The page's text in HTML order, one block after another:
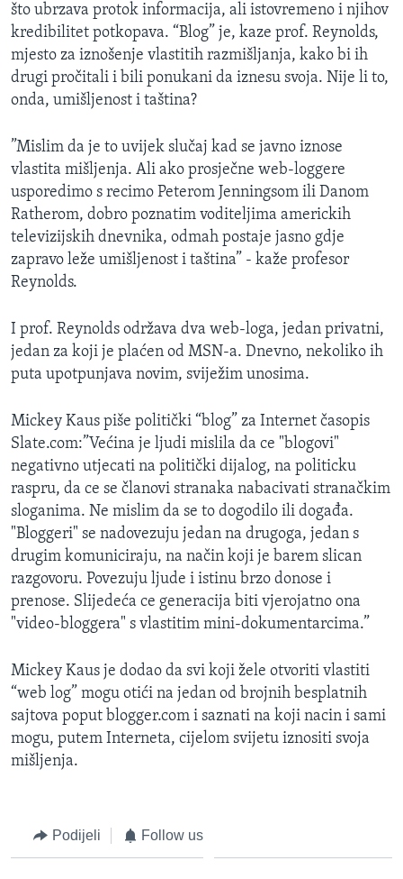
što ubrzava protok informacija, ali istovremeno i njihov
kredibilitet potkopava. “Blog” je, kaze prof. Reynolds,
mjesto za iznošenje vlastitih razmišljanja, kako bi ih
drugi pročitali i bili ponukani da iznesu svoja. Nije li to,
onda, umišljenost i taština?
”Mislim da je to uvijek slučaj kad se javno iznose
vlastita mišljenja. Ali ako prosječne web-loggere
usporedimo s recimo Peterom Jenningsom ili Danom
Ratherom, dobro poznatim voditeljima americkih
televizijskih dnevnika, odmah postaje jasno gdje
zapravo leže umišljenost i taština” - kaže profesor
Reynolds.
I prof. Reynolds održava dva web-loga, jedan privatni,
jedan za koji je plaćen od MSN-a. Dnevno, nekoliko ih
puta upotpunjava novim, sviježim unosima.
Mickey Kaus piše politički “blog” za Internet časopis
Slate.com:”Većina je ljudi mislila da ce "blogovi"
negativno utjecati na politički dijalog, na politicku
raspru, da ce se članovi stranaka nabacivati stranačkim
sloganima. Ne mislim da se to dogodilo ili događa.
"Bloggeri" se nadovezuju jedan na drugoga, jedan s
drugim komuniciraju, na način koji je barem slican
razgovoru. Povezuju ljude i istinu brzo donose i
prenose. Slijedeća ce generacija biti vjerojatno ona
"video-bloggera" s vlastitim mini-dokumentarcima.”
Mickey Kaus je dodao da svi koji žele otvoriti vlastiti
“web log” mogu otići na jedan od brojnih besplatnih
sajtova poput blogger.com i saznati na koji nacin i sami
mogu, putem Interneta, cijelom svijetu iznositi svoja
mišljenja.
Podijeli Follow us